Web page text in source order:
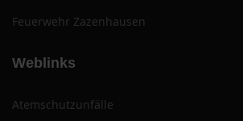
Feuerwehr Zazenhausen
Weblinks
Atemschutzunfälle